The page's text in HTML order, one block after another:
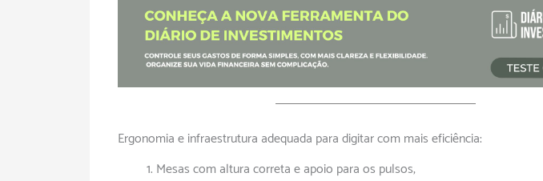
Ergonomia e infraestrutura adequada para digitar com mais eficiência:
Mesas com altura correta e apoio para os pulsos;